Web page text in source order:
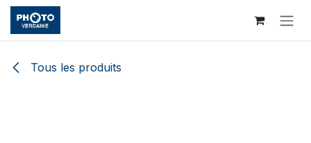
Se rendre au contenu
Tous les produits